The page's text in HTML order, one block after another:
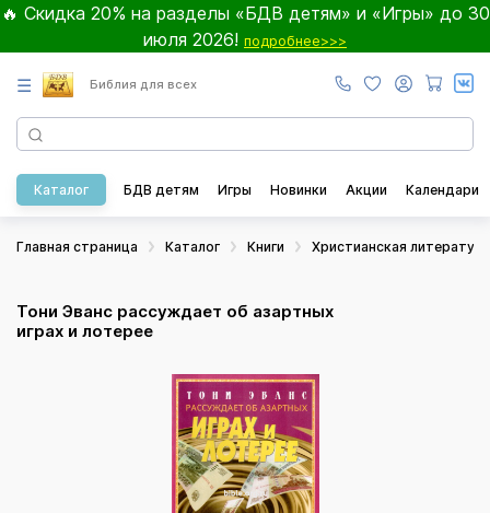
🔥 Скидка 20% на разделы «БДВ детям» и «Игры» до 30
июля 2026! подробнее>>>
☰ Библия для всех
Каталог БДВ детям Игры Новинки Акции Календари
Главная страница Каталог Книги Христианская литература
Тони Эванс рассуждает об азартных
играх и лотерее